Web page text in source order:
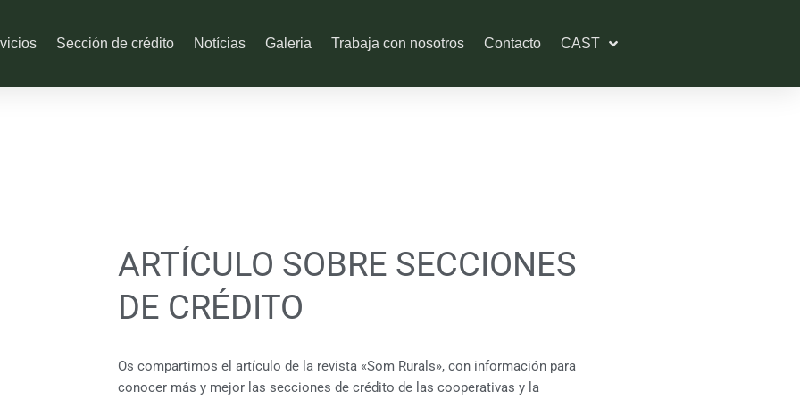
Sección de crédito Notícias Galeria Trabaja con nosotros Contacto CAST
ARTÍCULO SOBRE SECCIONES
DE CRÉDITO
Os compartimos el artículo de la revista «Som Rurals», con información para
conocer más y mejor las secciones de crédito de las cooperativas y la